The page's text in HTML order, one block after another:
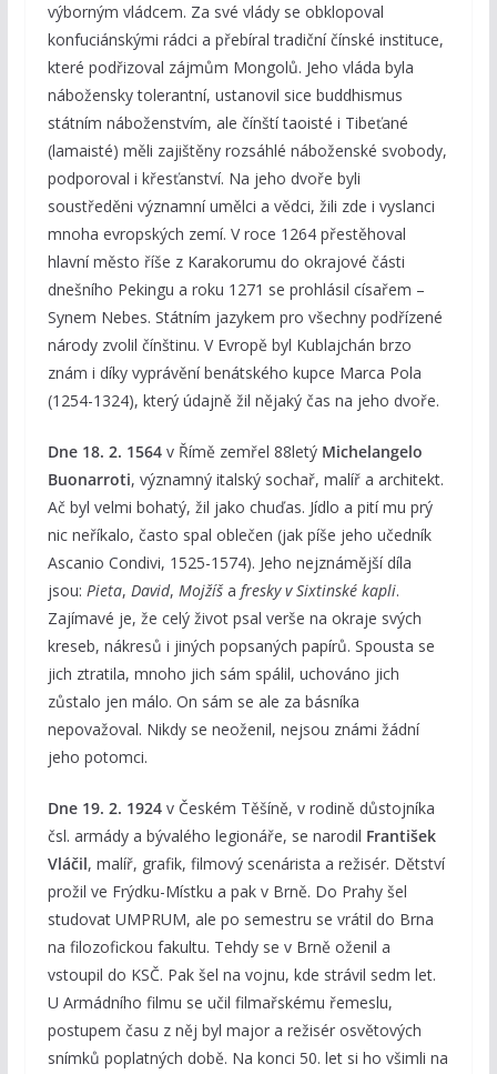
výborným vládcem. Za své vlády se obklopoval
konfuciánskými rádci a přebíral tradiční čínské instituce,
které podřizoval zájmům Mongolů. Jeho vláda byla
nábožensky tolerantní, ustanovil sice buddhismus
státním náboženstvím, ale čínští taoisté i Tibeťané
(lamaisté) měli zajištěny rozsáhlé náboženské svobody,
podporoval i křesťanství. Na jeho dvoře byli
soustředěni významní umělci a vědci, žili zde i vyslanci
mnoha evropských zemí. V roce 1264 přestěhoval
hlavní město říše z Karakorumu do okrajové části
dnešního Pekingu a roku 1271 se prohlásil císařem –
Synem Nebes. Státním jazykem pro všechny podřízené
národy zvolil čínštinu. V Evropě byl Kublajchán brzo
znám i díky vyprávění benátského kupce Marca Pola
(1254-1324), který údajně žil nějaký čas na jeho dvoře.
Dne 18. 2. 1564v Římě zemřel 88letý Michelangelo
Buonarroti, významný italský sochař, malíř a architekt.
Ač byl velmi bohatý, žil jako chuďas. Jídlo a pití mu prý
nic neříkalo, často spal oblečen (jak píše jeho učedník
Ascanio Condivi, 1525-1574). Jeho nejznámější díla
jsou: Pieta, David, Mojžíša fresky v Sixtinské kapli.
Zajímavé je, že celý život psal verše na okraje svých
kreseb, nákresů i jiných popsaných papírů. Spousta se
jich ztratila, mnoho jich sám spálil, uchováno jich
zůstalo jen málo. On sám se ale za básníka
nepovažoval. Nikdy se neoženil, nejsou známi žádní
jeho potomci.
Dne 19. 2. 1924v Českém Těšíně, v rodině důstojníka
čsl. armády a bývalého legionáře, se narodil František
Vláčil, malíř, grafik, filmový scenárista a režisér. Dětství
prožil ve Frýdku-Místku a pak v Brně. Do Prahy šel
studovat UMPRUM, ale po semestru se vrátil do Brna
na filozofickou fakultu. Tehdy se v Brně oženil a
vstoupil do KSČ. Pak šel na vojnu, kde strávil sedm let.
U Armádního filmu se učil filmařskému řemeslu,
postupem času z něj byl major a režisér osvětových
snímků poplatných době. Na konci 50. let si ho všimli na